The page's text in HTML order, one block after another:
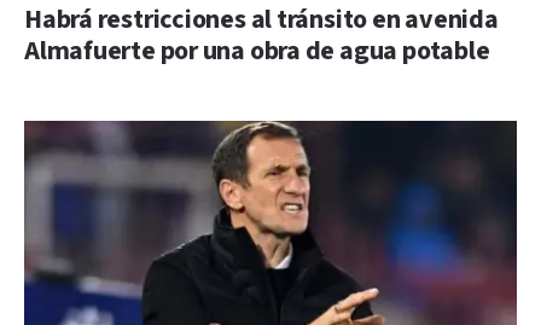
Habrá restricciones al tránsito en avenida
Almafuerte por una obra de agua potable